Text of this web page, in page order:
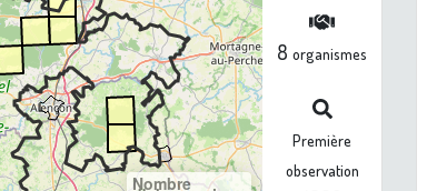
Nombre
8organismes
Première
observation